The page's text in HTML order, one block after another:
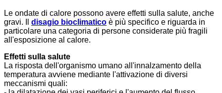
Le ondate di calore possono avere effetti sulla salute, anche
gravi. Il disagio bioclimatico è più specifico e riguarda in
particolare una categoria di persone considerate più fragili
all'esposizione al calore.
Effetti sulla salute
La risposta dell'organismo umano all'innalzamento della
temperatura avviene mediante l'attivazione di diversi
meccanismi quali: